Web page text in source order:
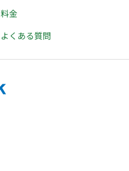
料金
よくある質問